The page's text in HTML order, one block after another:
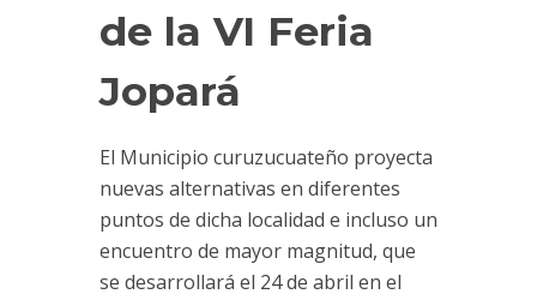
de la VI Feria
Jopará
El Municipio curuzucuateño proyecta
nuevas alternativas en diferentes
puntos de dicha localidad e incluso un
encuentro de mayor magnitud, que
se desarrollará el 24 de abril en el